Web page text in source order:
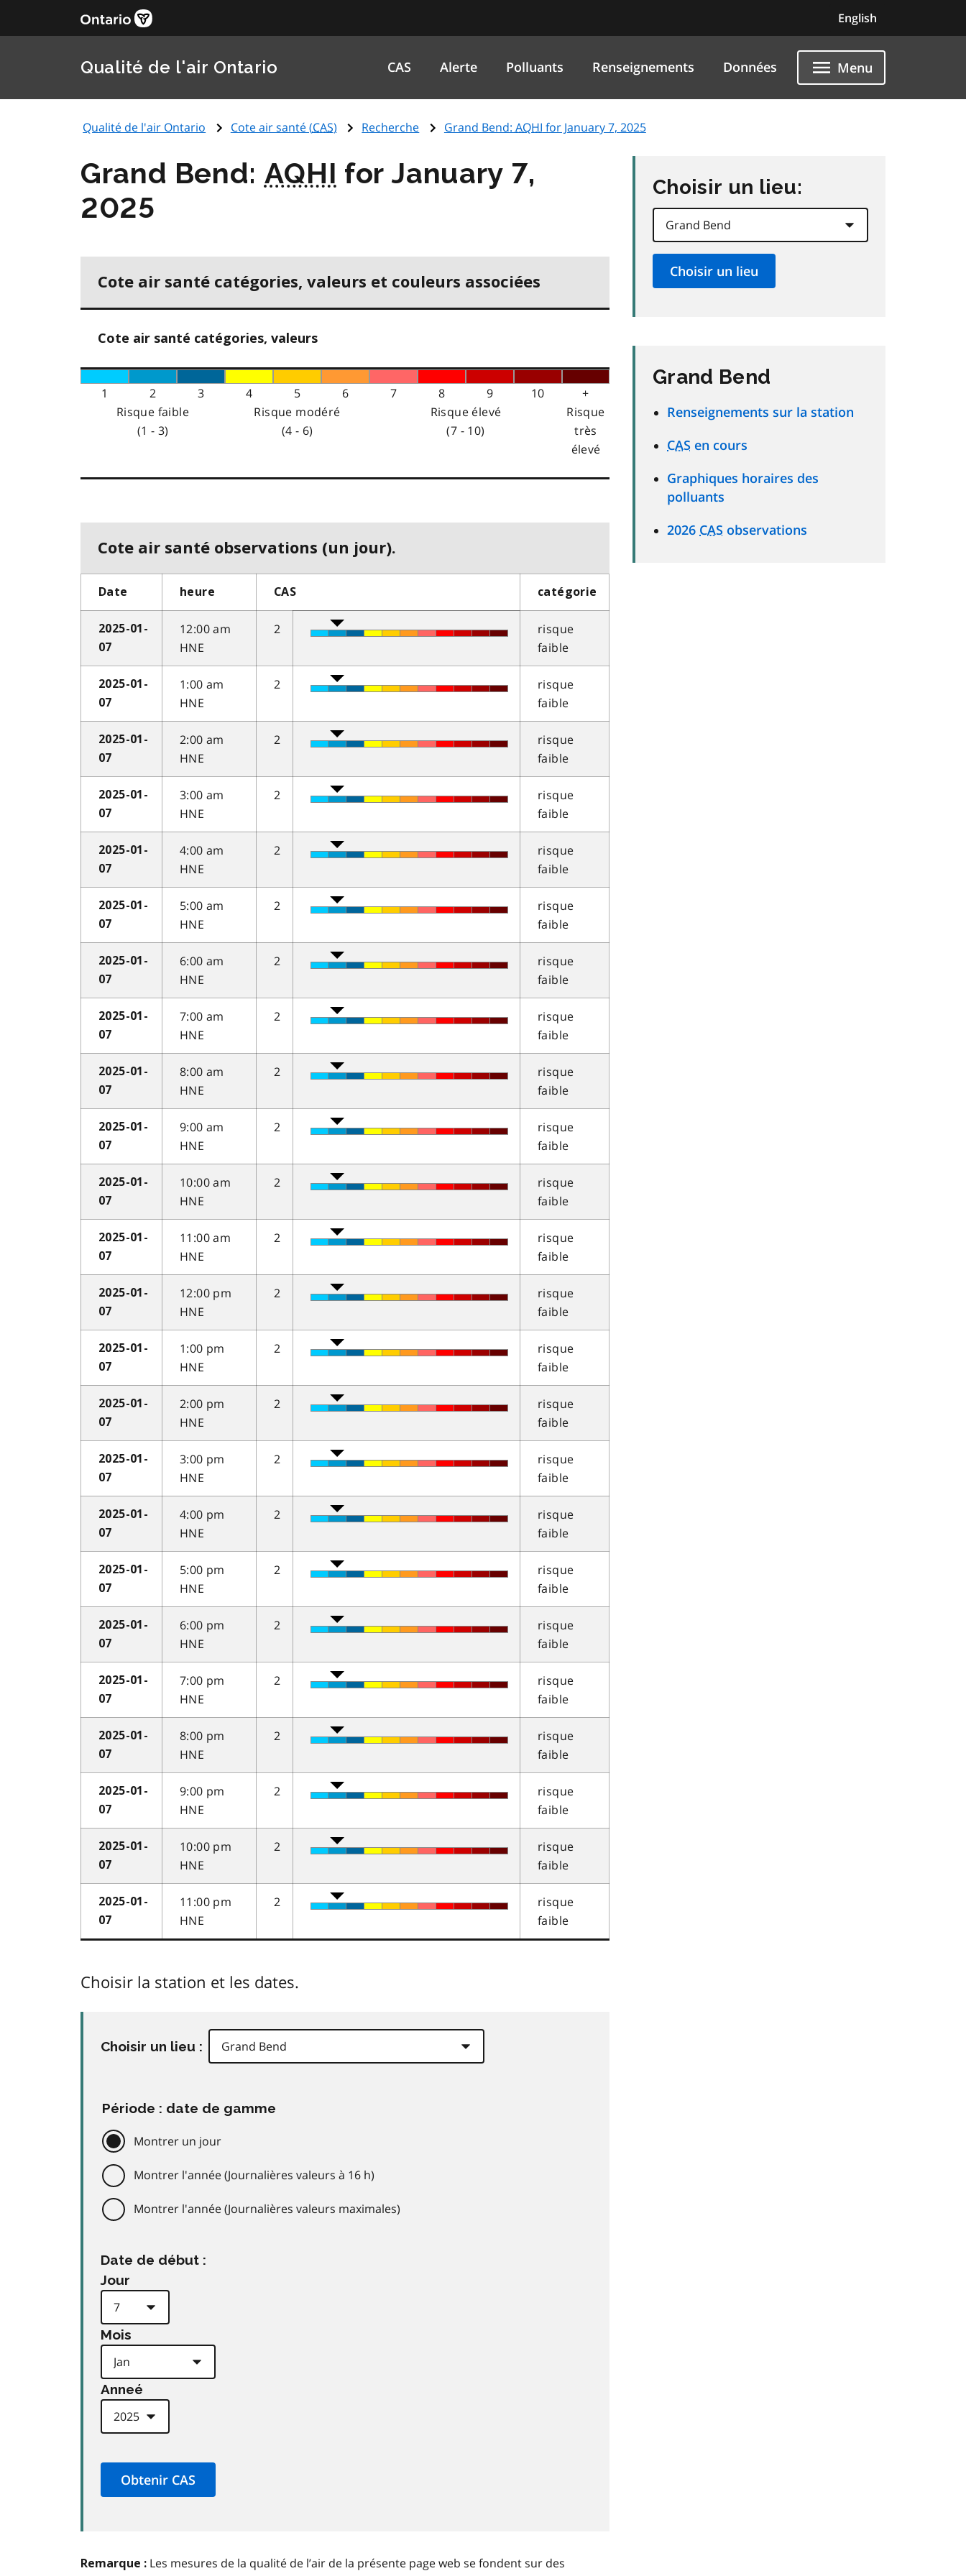
English
Qualité de l'air Ontario CAS Alerte Polluants Renseignements Données Menu
Qualité de l'air Ontario Cote air santé (CAS) Recherche Grand Bend: AQHI for January 7, 2025
Grand Bend: AQHI for January 7,
2025
Cote air santé catégories, valeurs et couleurs associées
Cote air santé catégories, valeurs
1 2 3 4 5 6 7 8 9 10
+
Risque faible
(1 - 3)
Risque modéré
(4 - 6)
Risque élevé
(7 - 10)
Risque
très
élevé
Cote air santé observations (un jour).
Date heure CAS catégorie
2025-01-
07
12:00 am
HNE
2
risque
faible
2025-01-
07
1:00 am
HNE
2
risque
faible
2025-01-
07
2:00 am
HNE
2
risque
faible
2025-01-
07
3:00 am
HNE
2
risque
faible
2025-01-
07
4:00 am
HNE
2
risque
faible
2025-01-
07
5:00 am
HNE
2
risque
faible
2025-01-
07
6:00 am
HNE
2
risque
faible
2025-01-
07
7:00 am
HNE
2
risque
faible
2025-01-
07
8:00 am
HNE
2
risque
faible
2025-01-
07
9:00 am
HNE
2
risque
faible
2025-01-
07
10:00 am
HNE
2
risque
faible
2025-01-
07
11:00 am
HNE
2
risque
faible
2025-01-
07
12:00 pm
HNE
2
risque
faible
2025-01-
07
1:00 pm
HNE
2
risque
faible
2025-01-
07
2:00 pm
HNE
2
risque
faible
2025-01-
07
3:00 pm
HNE
2
risque
faible
2025-01-
07
4:00 pm
HNE
2
risque
faible
2025-01-
07
5:00 pm
HNE
2
risque
faible
2025-01-
07
6:00 pm
HNE
2
risque
faible
2025-01-
07
7:00 pm
HNE
2
risque
faible
2025-01-
07
8:00 pm
HNE
2
risque
faible
2025-01-
07
9:00 pm
HNE
2
risque
faible
2025-01-
07
10:00 pm
HNE
2
risque
faible
2025-01-
07
11:00 pm
HNE
2
risque
faible
Choisir la station et les dates.
Choisir un lieu :
Période : date de gamme
Montrer un jour
Montrer l'année (Journalières valeurs à 16 h)
Montrer l'année (Journalières valeurs maximales)
Date de début :
Jour
Mois
Anneé
Remarque : Les mesures de la qualité de l’air de la présente page web se fondent sur des
Choisir un lieu:
Grand Bend
Renseignements sur la station
CAS en cours
Graphiques horaires des
polluants
2026 CAS observations